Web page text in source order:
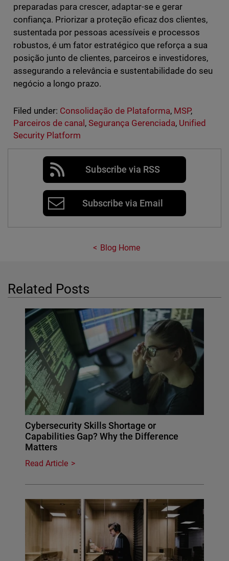
preparadas para crescer, adaptar-se e gerar
confiança. Priorizar a proteção eficaz dos clientes,
sustentada por pessoas acessíveis e processos
robustos, é um fator estratégico que reforça a sua
posição junto de clientes, parceiros e investidores,
assegurando a relevância e sustentabilidade do seu
negócio a longo prazo.
Filed under: Consolidação de Plataforma, MSP,
Parceiros de canal , Segurança Gerenciada, Unified
Security Platform
Subscribe via RSS
Subscribe via Email
Blog Home
Related Posts
Cybersecurity Skills Shortage or
Capabilities Gap? Why the Difference
Matters
Read Article